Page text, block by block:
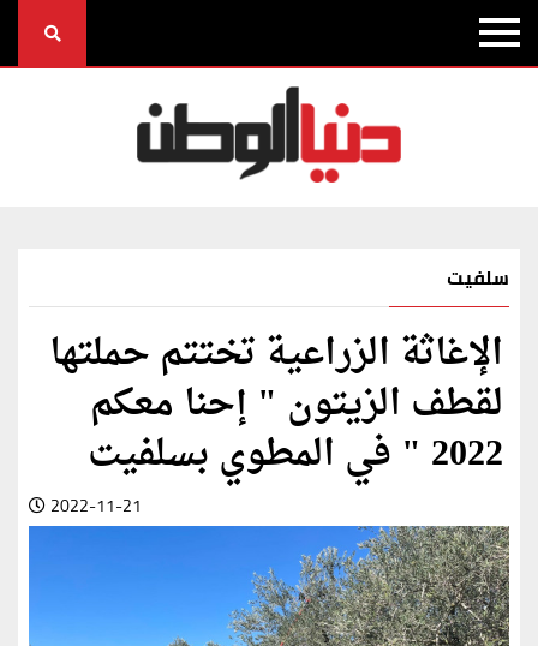
سلفيت
الإغاثة الزراعية تختتم حملتها
لقطف الزيتون " إحنا معكم
2022 " في المطوي بسلفيت
2022-11-21